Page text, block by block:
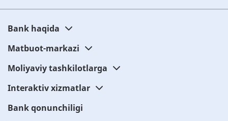
Bank haqida
Matbuot-markazi
Moliyaviy tashkilotlarga
Interaktiv xizmatlar
Bank qonunchiligi